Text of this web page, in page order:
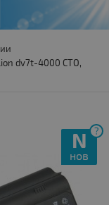
dv7t-4000 CTO,
?
N
нов